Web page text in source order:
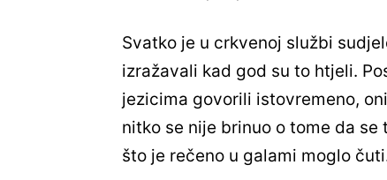
Svatko je u crkvenoj službi
izražavali kad god su to htjeli.
jezicima govorili istovremeno,
nitko se nije brinuo o tome da
što je rečeno u galami moglo